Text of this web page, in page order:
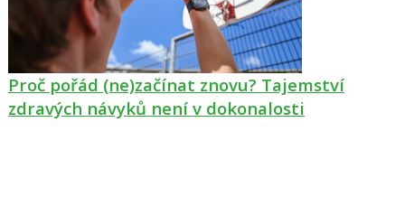
Proč pořád (ne)začínat znovu? Tajemství
zdravých návyků není v dokonalosti